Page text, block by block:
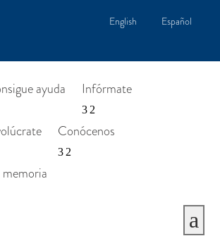
English Español
ayuda Infórmate
Conócenos
memoria
a